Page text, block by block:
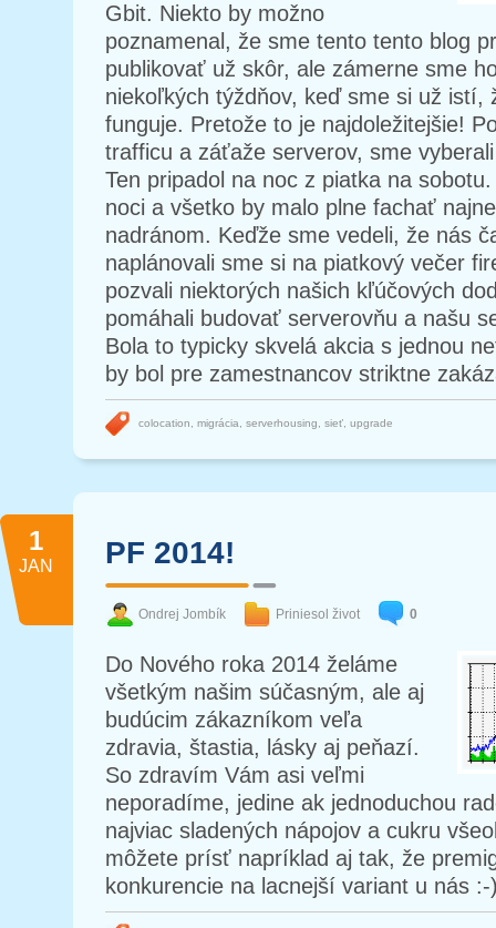
Gbit. Niekto by možno
poznamenal, že sme tento tento blog
publikovať už skôr, ale zámerne sme
niekoľkých týždňov, keď sme si už istí,
funguje. Pretože to je najdoležitejšie!
trafficu a záťaže serverov, sme
Ten pripadol na noc z piatka na
noci a všetko by malo plne fachať
nadránom. Keďže sme vedeli, že nás
naplánovali sme si na piatkový večer
pozvali niektorých našich kľúčových
pomáhali budovať serverovňu a našu
Bola to typicky skvelá akcia s jednou
by bol pre zamestnancov striktne
colocation migrácia serverhousing sieť upgrade
1
JAN PF 2014!
Ondrej Jombík Priniesol život 0
Do Nového roka 2014 želáme
všetkým našim súčasným, ale aj
budúcim zákazníkom veľa
zdravia, štastia, lásky aj peňazí.
So zdravím Vám asi veľmi
neporadíme, jedine ak jednoduchou
najviac sladených nápojov a cukru
môžete prísť napríklad aj tak, že
konkurencie na lacnejší variant u nás